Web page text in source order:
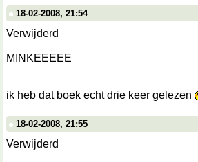
18-02-2008, 21:54
Verwijderd
MINKEEEEE
ik heb dat boek echt drie keer gelezen
18-02-2008, 21:55
Verwijderd